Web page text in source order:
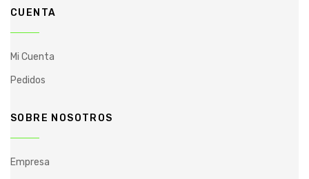
CUENTA
Mi Cuenta
Pedidos
SOBRE NOSOTROS
Empresa